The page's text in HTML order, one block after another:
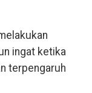
ingat ketika
terpengaruh